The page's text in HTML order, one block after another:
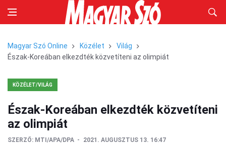
Magyar Szó Online Közélet
Világ
Észak-Koreában elkezdték közvetíteni az olimpiát
KÖZÉLET/VILÁG
Észak-Koreában elkezdték közvetíteni
az olimpiát
SZERZŐ: MTI/APA/DPA 2021. AUGUSZTUS 13. 16:47